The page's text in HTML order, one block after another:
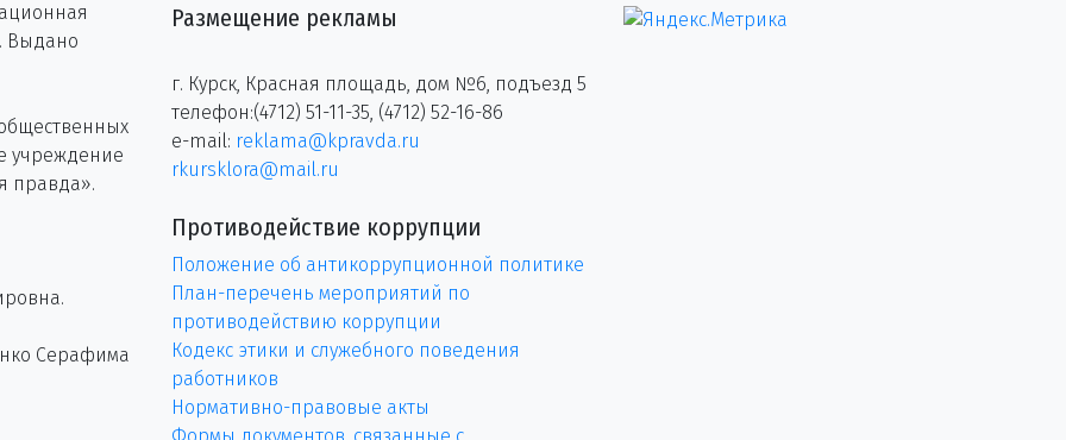
Выдано
учреждение
правда».
Серафима
Размещение рекламы
г. Курск, Красная площадь, дом №6, подъезд 5
телефон:(4712) 51-11-35, (4712) 52-16-86
e-mail: reklama@kpravda.ru
rkursklora@mail.ru
Противодействие коррупции
Положение об антикоррупционной политике
План-перечень мероприятий по
противодействию коррупции
Кодекс этики и служебного поведения
работников
Нормативно-правовые акты